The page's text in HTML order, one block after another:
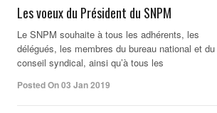
Les voeux du Président du SNPM
Le SNPM souhaite à tous les adhérents, les
délégués, les membres du bureau national et du
conseil syndical, ainsi qu’à tous les
Posted On 03 Jan 2019